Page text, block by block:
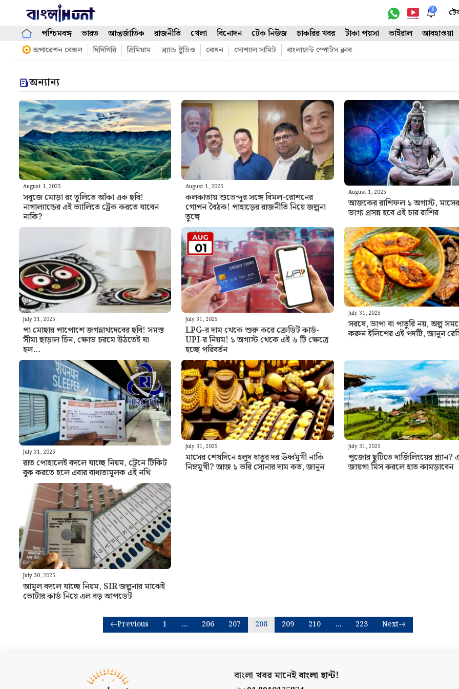
content
3
পশ্চিমবঙ্গ ভারত আন্তর্জাতিক রাজনীতি খেলা বিনোদন টেক নিউজ চাকরির খবর টাকা পয়সা ভাইরাল আবহাওয়া
অপারেশন বেঙ্গল দিদিগিরি প্রিমিয়াম ব্র্যান্ড ষ্টুডিও বোধন সোশ্যাল সামিট বাংলাহান্ট স্পোর্টস ক্লাব
অন্যান্য
August 1, 2025
সবুজে মোড়া রং তুলিতে আঁকা এক ছবি!
নাগাল্যান্ডের এই ভ্যালিতে ট্রেক করতে যাবেন
নাকি?
August 1, 2025
কলকাতায় শুভেন্দুর সঙ্গে বিমল-রোশনের
গোপন বৈঠক! পাহাড়ের রাজনীতি নিয়ে জল্পনা
তুঙ্গে
August 1, 2025
আজকের রাশিফল ১ অগাস্ট,
ভাগ্য প্রসন্ন হবে এই চার রাশির
July 31, 2025
পা মোছার পাপোশে জগন্নাথদেবের ছবি! সমস্ত
সীমা ছাড়াল চিন, ক্ষোভ চরমে উঠতেই যা
হল…
July 31, 2025
LPG-র দাম থেকে শুরু করে ক্রেডিট কার্ড-
UPI-র নিয়ম! ১ অগাস্ট থেকে এই ৬ টি ক্ষেত্রে
হচ্ছে পরিবর্তন
July 31, 2025
সরষে, ভাপা বা পাতুরি নয়, অল্প
করুন ইলিশের এই পদটি, জানুন
July 31, 2025
রাত পোহালেই বদলে যাচ্ছে নিয়ম, ট্রেনে টিকিট
বুক করতে হলে এবার বাধ্যতামূলক এই নথি
July 31, 2025
মাসের শেষদিনে হলুদ ধাতুর দর ঊর্ধ্বমুখী নাকি
নিম্নমুখী? আজ ১ ভরি সোনার দাম কত, জানুন
July 31, 2025
পুজোর ছুটিতে দার্জিলিংয়ের প্ল্যান?
জায়গা মিস করলে হাত কামড়াবেন
July 30, 2025
আমূল বদলে যাচ্ছে নিয়ম, SIR জল্পনার মাঝেই
ভোটার কার্ড নিয়ে এল বড় আপডেট
Previous 1 … 206 207 208 209 210 … 223 Next
বাংলা খবর মানেইবাংলা হান্ট!